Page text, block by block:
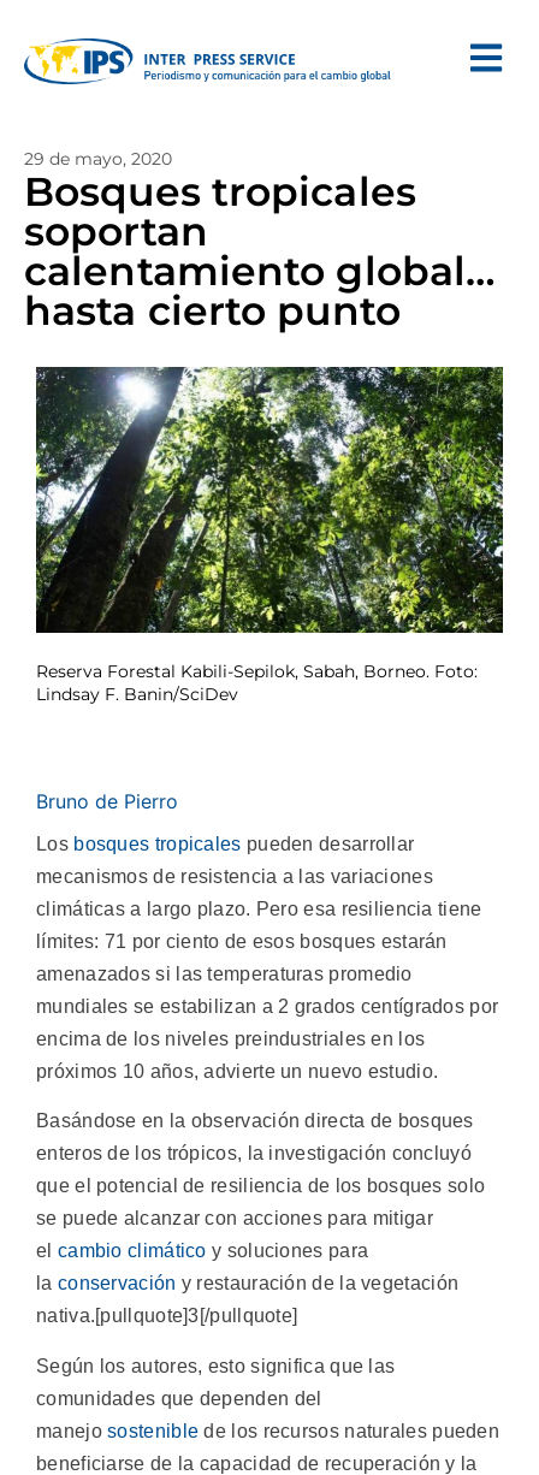
29 de mayo, 2020
Bosques tropicales
soportan
calentamiento global…
hasta cierto punto
Reserva Forestal Kabili-Sepilok, Sabah, Borneo. Foto:
Lindsay F. Banin/SciDev
Bruno de Pierro
Los bosques tropicales pueden desarrollar
mecanismos de resistencia a las variaciones
climáticas a largo plazo. Pero esa resiliencia tiene
límites: 71 por ciento de esos bosques estarán
amenazados si las temperaturas promedio
mundiales se estabilizan a 2 grados centígrados por
encima de los niveles preindustriales en los
próximos 10 años, advierte un nuevo estudio.
Basándose en la observación directa de bosques
enteros de los trópicos, la investigación concluyó
que el potencial de resiliencia de los bosques solo
se puede alcanzar con acciones para mitigar
el cambio climático y soluciones para
la conservación y restauración de la vegetación
nativa.[pullquote]3[/pullquote]
Según los autores, esto significa que las
comunidades que dependen del
manejosostenible de los recursos naturales pueden
beneficiarse de la capacidad de recuperación y la